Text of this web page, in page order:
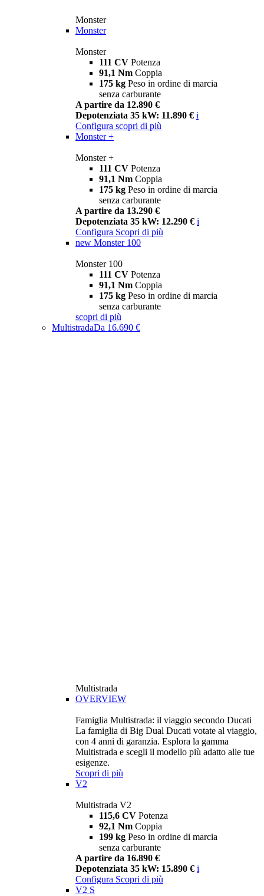
Monster
Monster
Monster
111 CV Potenza
91,1 Nm Coppia
175 kg Peso in ordine di marcia
senza carburante
A partire da 12.890 €
Depotenziata 35 kW: 11.890 € i
Configura scopri di più
Monster +
Monster +
111 CV Potenza
91,1 Nm Coppia
175 kg Peso in ordine di marcia
senza carburante
A partire da 13.290 €
Depotenziata 35 kW: 12.290 € i
Configura Scopri di più
new Monster 100
Monster 100
111 CV Potenza
91,1 Nm Coppia
175 kg Peso in ordine di marcia
senza carburante
scopri di più
MultistradaDa 16.690 €
Multistrada
OVERVIEW
Famiglia Multistrada: il viaggio secondo Ducati
La famiglia di Big Dual Ducati votate al viaggio,
con 4 anni di garanzia. Esplora la gamma
Multistrada e scegli il modello più adatto alle tue
esigenze.
Scopri di più
V2
Multistrada V2
115,6 CV Potenza
92,1 Nm Coppia
199 kg Peso in ordine di marcia
senza carburante
A partire da 16.890 €
Depotenziata 35 kW: 15.890 € i
Configura Scopri di più
V2 S